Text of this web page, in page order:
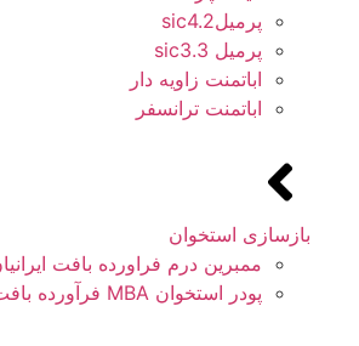
پرمیلsic4.2
پرمیل sic3.3
اباتمنت زاویه دار
اباتمنت ترانسفر
بازسازی استخوان
ممبرین درم فراورده بافت ایرانیان
پودر استخوان MBA فرآورده بافت ایرانیان